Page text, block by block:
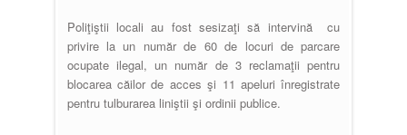
Poliţiştii locali au fost sesizaţi să intervină cu
privire la un număr de 60 de locuri de parcare
ocupate ilegal, un număr de 3 reclamaţii pentru
blocarea căilor de acces şi 11 apeluri înregistrate
pentru tulburarea liniştii şi ordinii publice.